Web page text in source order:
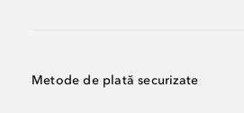
Metode de plată securizate